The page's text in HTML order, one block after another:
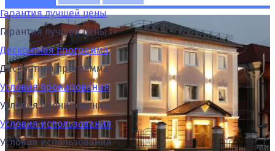
Гарантия лучшей цены
Гарантия лучшей цены
Дисконтная программа
Дисконтная программа
Условия бронирования
Условия бронирования
Условия использования
Условия использования